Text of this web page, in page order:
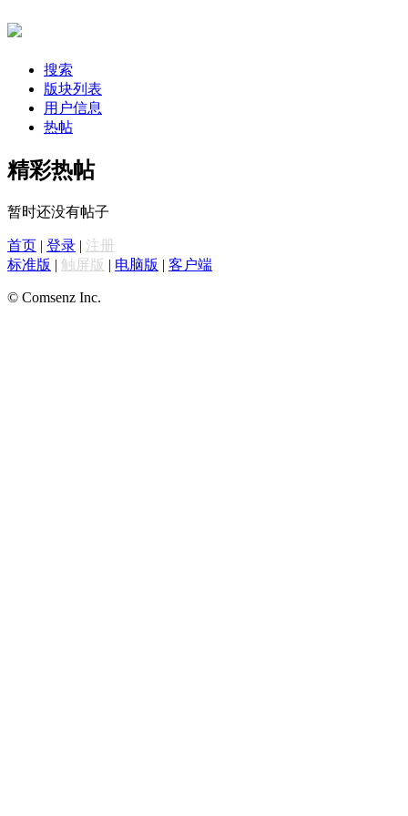
搜索
版块列表
用户信息
热帖
精彩热帖
暂时还没有帖子
首页 | 登录 | 注册
标准版 | 触屏版 | 电脑版 | 客户端
© Comsenz Inc.